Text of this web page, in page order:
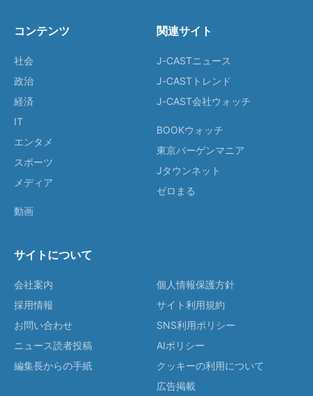
コンテンツ
社会
政治
経済
IT
エンタメ
スポーツ
メディア
動画
関連サイト
J-CASTニュース
J-CASTトレンド
J-CAST会社ウォッチ
BOOKウォッチ
東京バーゲンマニア
Jタウンネット
ゼロまる
サイトについて
会社案内
採用情報
お問い合わせ
ニュース読者投稿
編集長からの手紙
個人情報保護方針
サイト利用規約
SNS利用ポリシー
AIポリシー
クッキーの利用について
広告掲載